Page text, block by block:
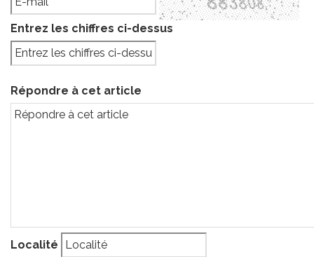
Entrez les chiffres ci-dessus
Répondre à cet article
Localité